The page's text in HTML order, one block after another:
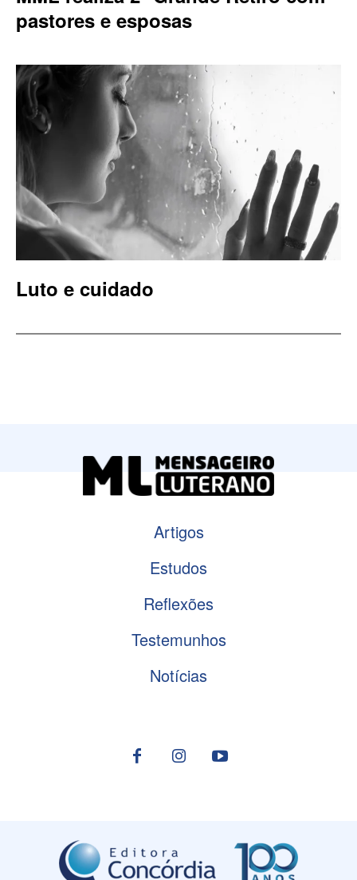
pastores e esposas
Luto e cuidado
Artigos
Estudos
Reflexões
Testemunhos
Notícias